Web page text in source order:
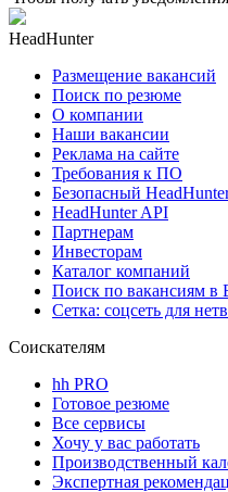
HeadHunter
Размещение вакансий
Поиск по резюме
О компании
Наши вакансии
Реклама на сайте
Требования к ПО
Безопасный
HeadHunter API
Партнерам
Инвесторам
Каталог компаний
Поиск по вакансиям в
Сетка: соцсеть для
Соискателям
hh PRO
Готовое резюме
Все сервисы
Хочу у вас работать
Производственный
Экспертная